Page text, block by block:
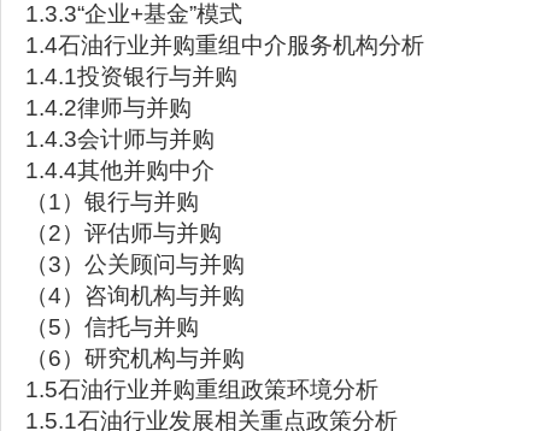
1.3.3“企业+基金”模式
1.4石油行业并购重组中介服务机构分析
1.4.1投资银行与并购
1.4.2律师与并购
1.4.3会计师与并购
1.4.4其他并购中介
（1）银行与并购
（2）评估师与并购
（3）公关顾问与并购
（4）咨询机构与并购
（5）信托与并购
（6）研究机构与并购
1.5石油行业并购重组政策环境分析
1.5.1石油行业发展相关重点政策分析